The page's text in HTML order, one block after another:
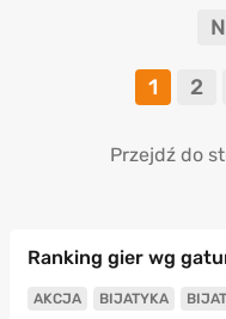
1 2
Przejdź do
Ranking gier wg
AKCJA BIJATYKA